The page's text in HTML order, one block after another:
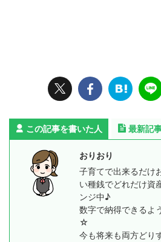
この記事を書いた人 最新記
おりおり
子育てで出来るだけ
い種銭でどれだけ資
ンジ中♪
数字で納得できるよ
☆
今も将来も両方どり